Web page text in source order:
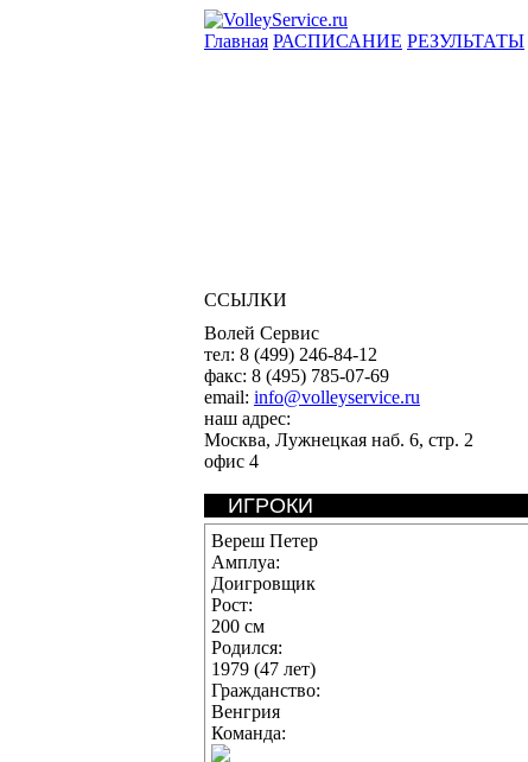
Главная РАСПИСАНИЕ РЕЗУЛЬТАТЫ
ССЫЛКИ
Волей Сервис
тел: 8 (499) 246-84-12
факс: 8 (495) 785-07-69
email: info@volleyservice.ru
наш адрес:
Москва, Лужнецкая наб. 6, стр. 2
офис 4
ИГРОКИ
Вереш Петер
Амплуа:
Доигровщик
Рост:
200 см
Родился:
1979 (47 лет)
Гражданство:
Венгрия
Команда: